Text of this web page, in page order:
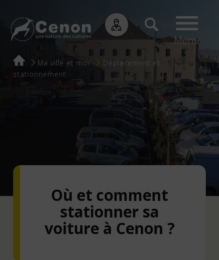
Menu
Fil
d'Ariane
Ma ville et moi
Déplacement et
stationnement
Où et comment
stationner sa
voiture à Cenon ?